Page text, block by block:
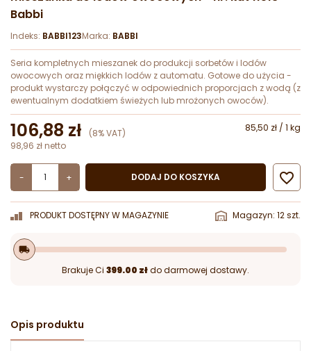
Babbi
Indeks: BABBI123Marka: BABBI
Seria kompletnych mieszanek do produkcji sorbetów i lodów
owocowych oraz miękkich lodów z automatu. Gotowe do użycia -
produkt wystarczy połączyć w odpowiednich proporcjach z wodą (z
ewentualnym dodatkiem świeżych lub mrożonych owoców).
106,88 zł (8% VAT)
85,50 zł / 1 kg
98,96 zł netto
- + DODAJ DO KOSZYKA 
PRODUKT DOSTĘPNY W MAGAZYNIE Magazyn: 12 szt.
local_shipping
Brakuje Ci 399.00 złdo darmowej dostawy.
Opis produktu